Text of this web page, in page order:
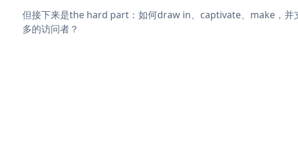
但接下来是the hard part：如何draw in、captivate、make，并
多的访问者？